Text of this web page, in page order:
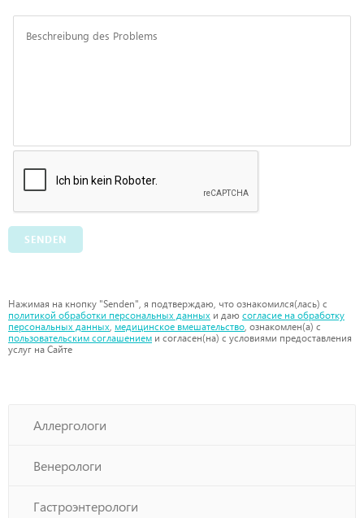
SENDEN
Нажимая на кнопку "Senden", я подтверждаю, что ознакомился(лась) с
политикой обработки персональных данных и даю согласие на обработку
персональных данных, медицинское вмешательство, ознакомлен(а) с
пользовательским соглашением и согласен(на) с условиями предоставления
услуг на Сайте
Аллергологи
Венерологи
Гастроэнтерологи